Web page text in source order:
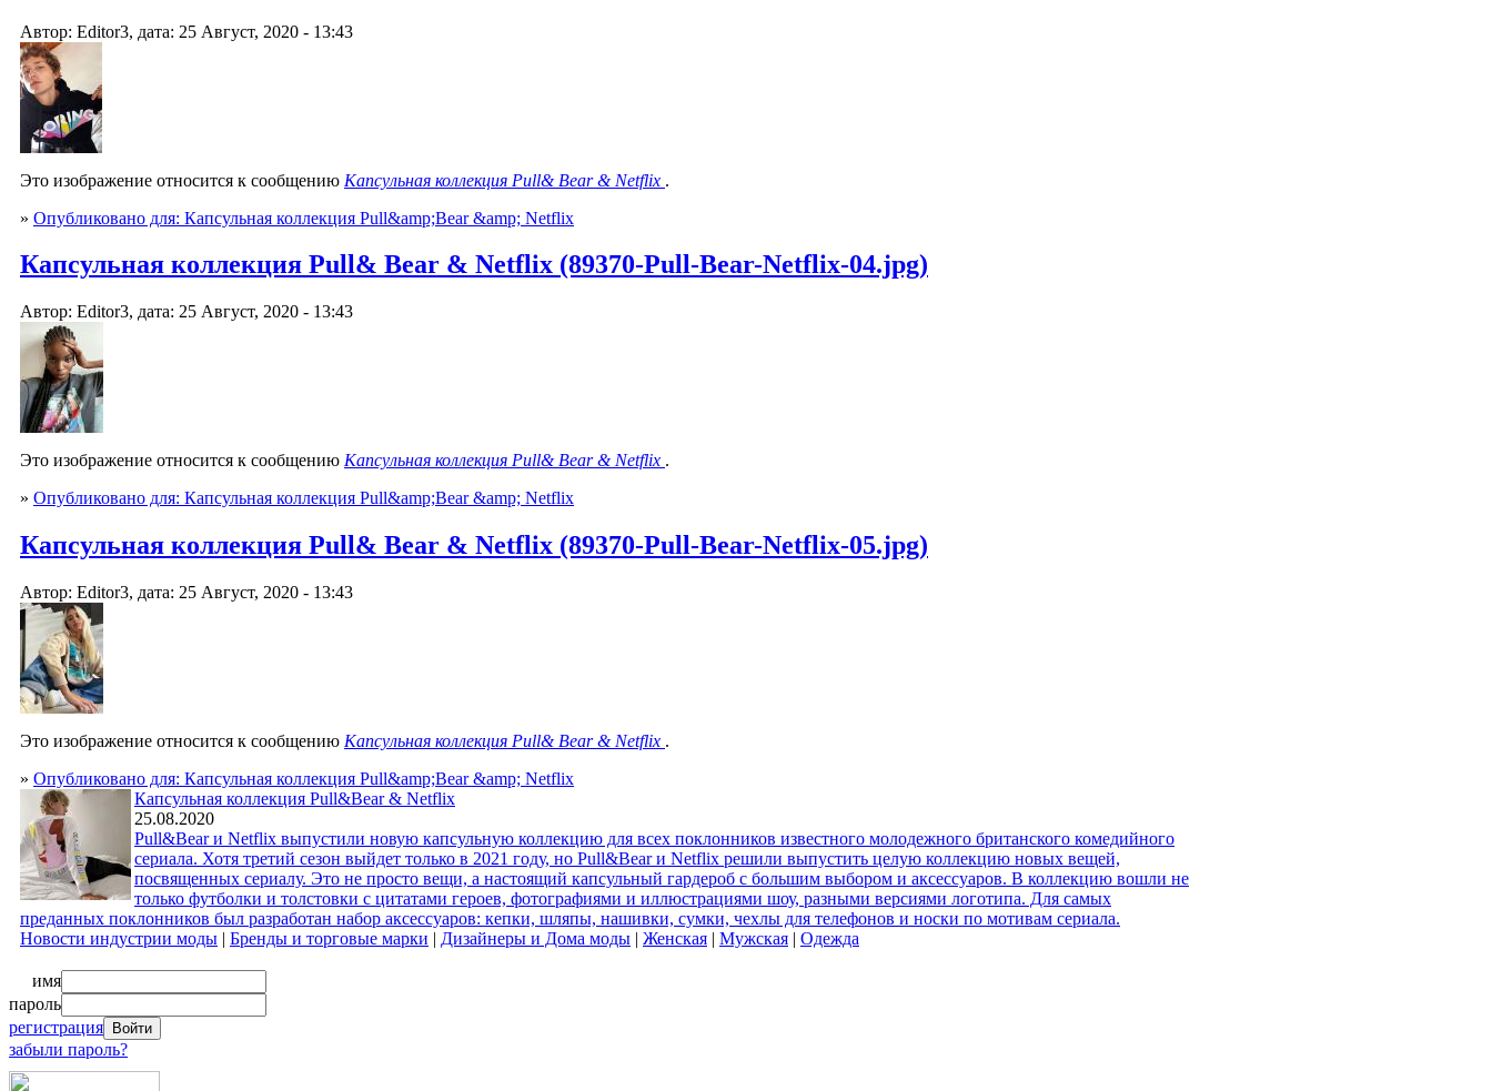
Автор: Editor3, дата: 25 Август, 2020 - 13:43
Это изображение относится к сообщению Капсульная коллекция Pull& Bear & Netflix .
» Опубликовано для: Капсульная коллекция Pull&amp;Bear &amp; Netflix
Капсульная коллекция Pull& Bear & Netflix (89370-Pull-Bear-Netflix-04.jpg)
Автор: Editor3, дата: 25 Август, 2020 - 13:43
Это изображение относится к сообщению Капсульная коллекция Pull& Bear & Netflix .
» Опубликовано для: Капсульная коллекция Pull&amp;Bear &amp; Netflix
Капсульная коллекция Pull& Bear & Netflix (89370-Pull-Bear-Netflix-05.jpg)
Автор: Editor3, дата: 25 Август, 2020 - 13:43
Это изображение относится к сообщению Капсульная коллекция Pull& Bear & Netflix .
» Опубликовано для: Капсульная коллекция Pull&amp;Bear &amp; Netflix
Капсульная коллекция Pull&Bear & Netflix
25.08.2020
Pull&Bear и Netflix выпустили новую капсульную коллекцию для всех поклонников известного молодежного британского комедийного
сериала. Хотя третий сезон выйдет только в 2021 году, но Pull&Bear и Netflix решили выпустить целую коллекцию новых вещей,
посвященных сериалу. Это не просто вещи, а настоящий капсульный гардероб с большим выбором и аксессуаров. В коллекцию вошли не
только футболки и толстовки с цитатами героев, фотографиями и иллюстрациями шоу, разными версиями логотипа. Для самых
преданных поклонников был разработан набор аксессуаров: кепки, шляпы, нашивки, сумки, чехлы для телефонов и носки по мотивам сериала.
Новости индустрии моды | Бренды и торговые марки | Дизайнеры и Дома моды | Женская | Мужская | Одежда
имя
пароль
регистрация
забыли пароль?